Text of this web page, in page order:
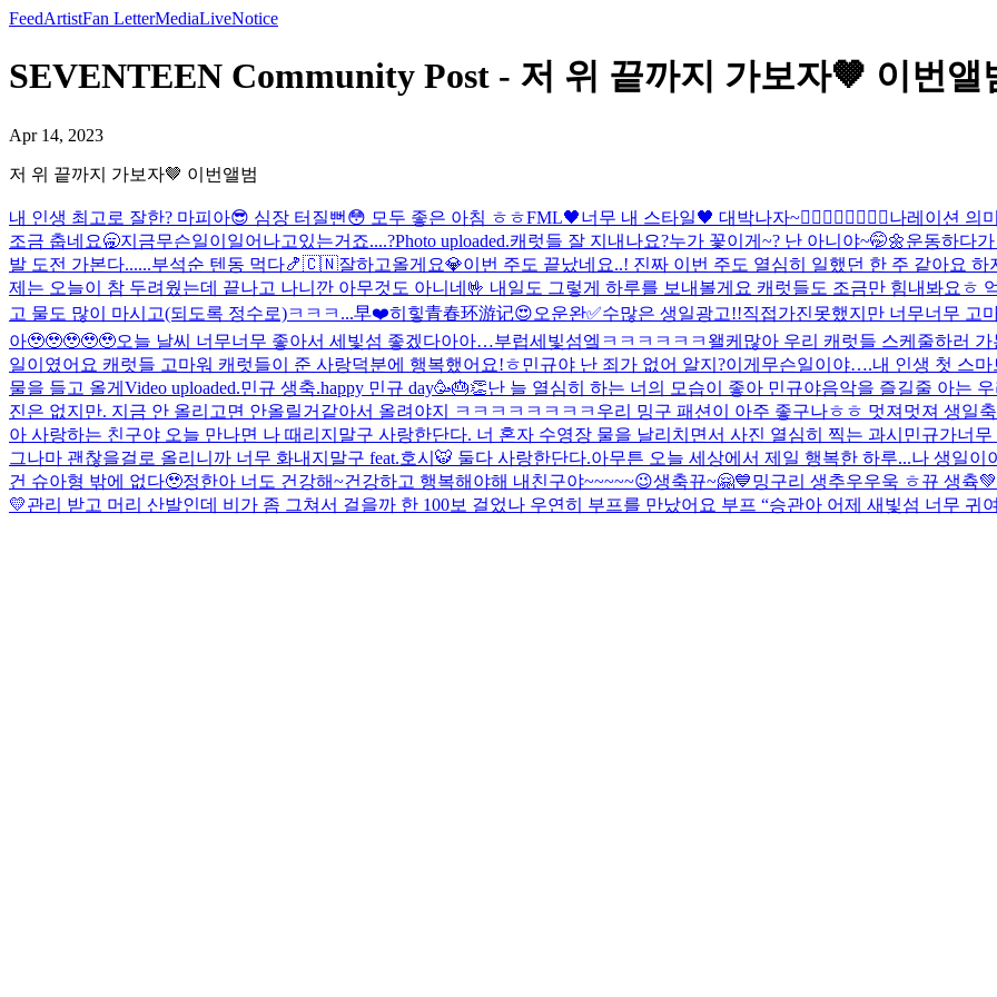
FeedArtistFan LetterMediaLiveNotice
SEVENTEEN Community Post - 저 위 끝까지 가보자🤎 이번앨
Apr 14, 2023
저 위 끝까지 가보자🤎 이번앨범
내 인생 최고로 잘한? 마피아😎 심장 터질뻔😳 모두 좋은 아침 ㅎㅎFML🖤너무 내 스타일🖤 대박나자~❤️‍🔥❤️‍🔥❤️‍🔥❤️‍🔥나레이션 의
조금 춥네요🥱지금무슨일이일어나고있는거죠....?Photo uploaded.캐럿들 잘 지내나요?누가 꽃이게~? 난 아니야~🤭🌼운동하다
발 도전 가본다......부석순 텐동 먹다🍤🇨🇳잘하고올게요💎이번 주도 끝났네요..! 진짜 이번 주도 열심히 일했던 한 주 같아요
제는 오늘이 참 두려웠는데 끝나고 나니깐 아무것도 아니네🤟 내일도 그렇게 하루를 보내볼게요 캐럿들도 조금만 힘내봐요ㅎ
고 물도 많이 마시고(되도록 정수로)ㅋㅋㅋ...早❤️히힣青春环游记😍오운완✅수많은 생일광고!!직접가진못했지만 너무너무 고
아🥹🥹🥹🥹🥹오늘 날씨 너무너무 좋아서 세빛섬 좋겠다아아…부럽세빛섬엨ㅋㅋㅋㅋㅋㅋ왤케많아 우리 캐럿들 스케줄하러
일이였어요 캐럿들 고마워 캐럿들이 준 사랑덕분에 행복했어요!ㅎ민규야 난 죄가 없어 알지?이게무슨일이야….내 인생 첫 스
물을 들고 올게 Video uploaded.민규 생축.happy 민규 day🥳🎂👏난 늘 열심히 하는 너의 모습이 좋아 민규야음악을 즐길줄 아는
진은 없지만. 지금 안 올리고면 안올릴거같아서 올려야지 ㅋㅋㅋㅋㅋㅋㅋㅋ 우리 밍구 패션이 아주 좋구나ㅎㅎ 멋져멋져 생일
아 사랑하는 친구야 오늘 만나면 나 때리지말구 사랑한단다. 너 혼자 수영장 물을 날리치면서 사진 열심히 찍는 과시민규가너
그나마 괜찮을걸로 올리니까 너무 화내지말구 feat.호시🐯 둘다 사랑한단다.아무튼 오늘 세상에서 제일 행복한 하루...나 생일이
건 슈아형 밖에 없다🥹정한아 너도 건강해~건강하고 행복해야해 내친구야~~~~~😉생축뀨~🤗💙밍구리 생추우우욱 ㅎ뀨 생츅💚
💛관리 받고 머리 산발인데 비가 좀 그쳐서 걸을까 한 100보 걸었나 우연히 부프를 만났어요 부프 “승관아 어제 새빛섬 너무 귀